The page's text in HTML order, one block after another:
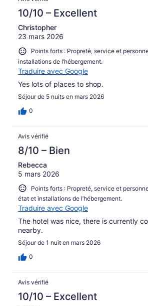
10/10 – Excellent
Christopher
23 mars 2026
Points forts : Propreté, service et
installations de l’hébergement.
Traduire avec Google
Yes lots of places to shop.
Séjour de 5 nuits en mars 2026
0
Avis vérifié
8/10 – Bien
Rebecca
5 mars 2026
Points forts : Propreté, service et
état et installations de l’hébergement.
Traduire avec Google
The hotel was nice, there is currently
nearby.
Séjour de 1 nuit en mars 2026
0
Avis vérifié
10/10 – Excellent